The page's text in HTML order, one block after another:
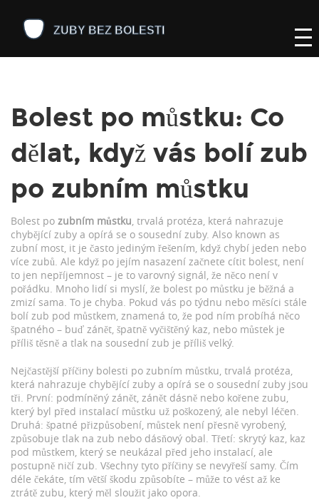
Bolest po můstku: Co
dělat, když vás bolí zub
po zubním můstku
Bolest po zubním můstku, trvalá protéza, která nahrazuje
chybějící zuby a opírá se o sousední zuby. Also known as
zubní most, it je často jediným řešením, když chybí jeden nebo
více zubů. Ale když po jejím nasazení začnete cítit bolest, není
to jen nepříjemnost – je to varovný signál, že něco není v
pořádku. Mnoho lidí si myslí, že bolest po můstku je běžná a
zmizí sama. To je chyba. Pokud vás po týdnu nebo měsíci stále
bolí zub pod můstkem, znamená to, že pod ním probíhá něco
špatného – buď zánět, špatně vyčištěný kaz, nebo můstek je
příliš těsně a tlak na sousední zub je příliš velký.
Nejčastější příčiny bolesti po zubním můstku, trvalá protéza,
která nahrazuje chybějící zuby a opírá se o sousední zuby jsou
tři. První: podmíněný zánět, zánět dásně nebo kořene zubu,
který byl před instalací můstku už poškozený, ale nebyl léčen.
Druhá: špatné přizpůsobení, můstek není přesně vyrobený,
způsobuje tlak na zub nebo dásňový obal. Třetí: skrytý kaz, kaz
pod můstkem, který se neukázal před jeho instalací, ale
postupně ničí zub. Všechny tyto příčiny se nevyřeší samy. Čím
déle čekáte, tím větší škodu způsobíte – může to vést až ke
ztrátě zubu, který měl sloužit jako opora.